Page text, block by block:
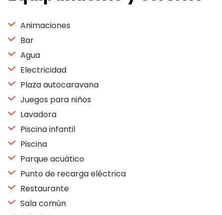
Animaciones
Bar
Agua
Electricidad
Plaza autocaravana
Juegos para niños
Lavadora
Piscina infantil
Piscina
Parque acuático
Punto de recarga eléctrica
Restaurante
Sala común